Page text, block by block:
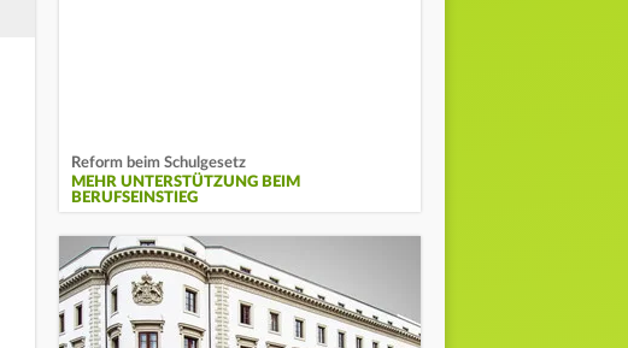
Reform beim Schulgesetz
MEHR UNTERSTÜTZUNG BEIM
BERUFSEINSTIEG